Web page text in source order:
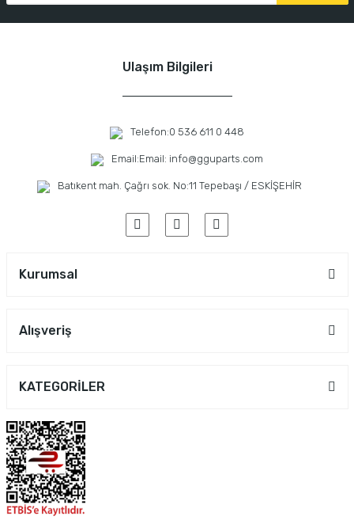
Ulaşım Bilgileri
Telefon:0 536 611 0 448
Email:Email: info@gguparts.com
Batıkent mah. Çağrı sok. No:11 Tepebaşı / ESKİŞEHİR
Kurumsal
Alışveriş
KATEGORİLER